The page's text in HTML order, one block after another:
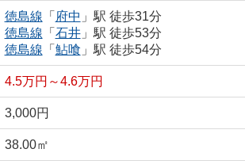
徳島線 「 府中 」駅 徒歩31分
徳島線 「 石井」駅 徒歩53分
徳島線 「 鮎喰 」駅 徒歩54分
4.5万円～4.6万円
3,000円
38.00㎡